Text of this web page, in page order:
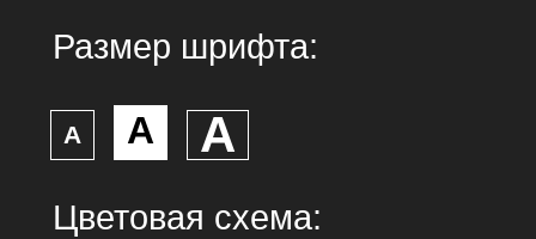
Размер шрифта:
А А А
Цветовая схема: